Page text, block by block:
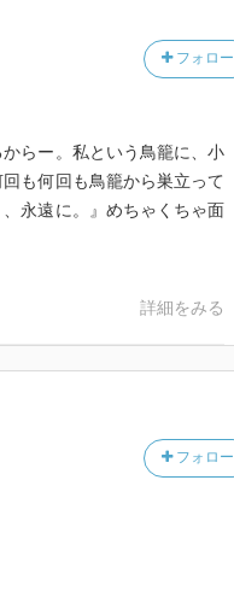
フォロー
らー。私という鳥籠に、小
も何回も鳥籠から巣立って
永遠に。』めちゃくちゃ面
詳細をみる
フォロー